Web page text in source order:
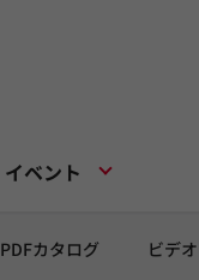
イベント
PDFカタログ ビデ